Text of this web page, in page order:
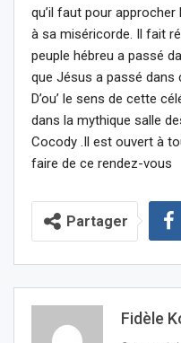
qu’il faut pour
à sa miséricorde. Il fait
peuple hébreu a passé
que Jésus a passé dans
D’ou’ le sens de cette
dans la mythique salle
Cocody .Il est ouvert à
faire de ce rendez-vous
Partager
Fidèle